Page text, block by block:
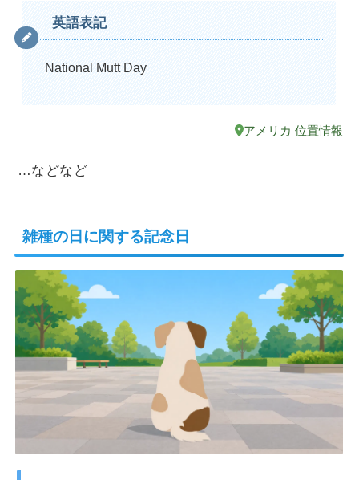
英語表記
National Mutt Day
アメリカ 位置情報
…などなど
雑種の日に関する記念日